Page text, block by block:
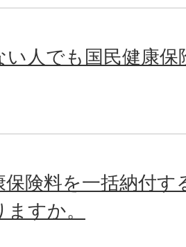
い人でも国民健康
保険料を一括納付す
すか。